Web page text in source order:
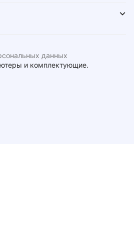
и комплектующие.
данных